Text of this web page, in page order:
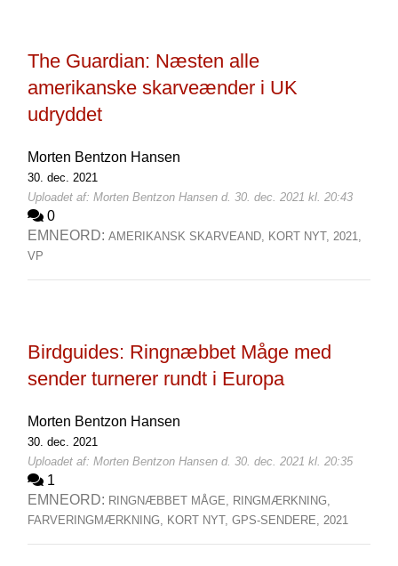
The Guardian: Næsten alle
amerikanske skarveænder i UK
udryddet
Morten Bentzon Hansen
30. dec. 2021
Uploadet af: Morten Bentzon Hansen d. 30. dec. 2021 kl. 20:43
0
EMNEORD: AMERIKANSK SKARVEAND, KORT NYT, 2021,
VP
Birdguides: Ringnæbbet Måge med
sender turnerer rundt i Europa
Morten Bentzon Hansen
30. dec. 2021
Uploadet af: Morten Bentzon Hansen d. 30. dec. 2021 kl. 20:35
1
EMNEORD: RINGNÆBBET MÅGE, RINGMÆRKNING,
FARVERINGMÆRKNING, KORT NYT, GPS-SENDERE, 2021